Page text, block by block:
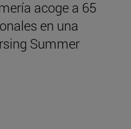
acoge a 65
en una
Summer